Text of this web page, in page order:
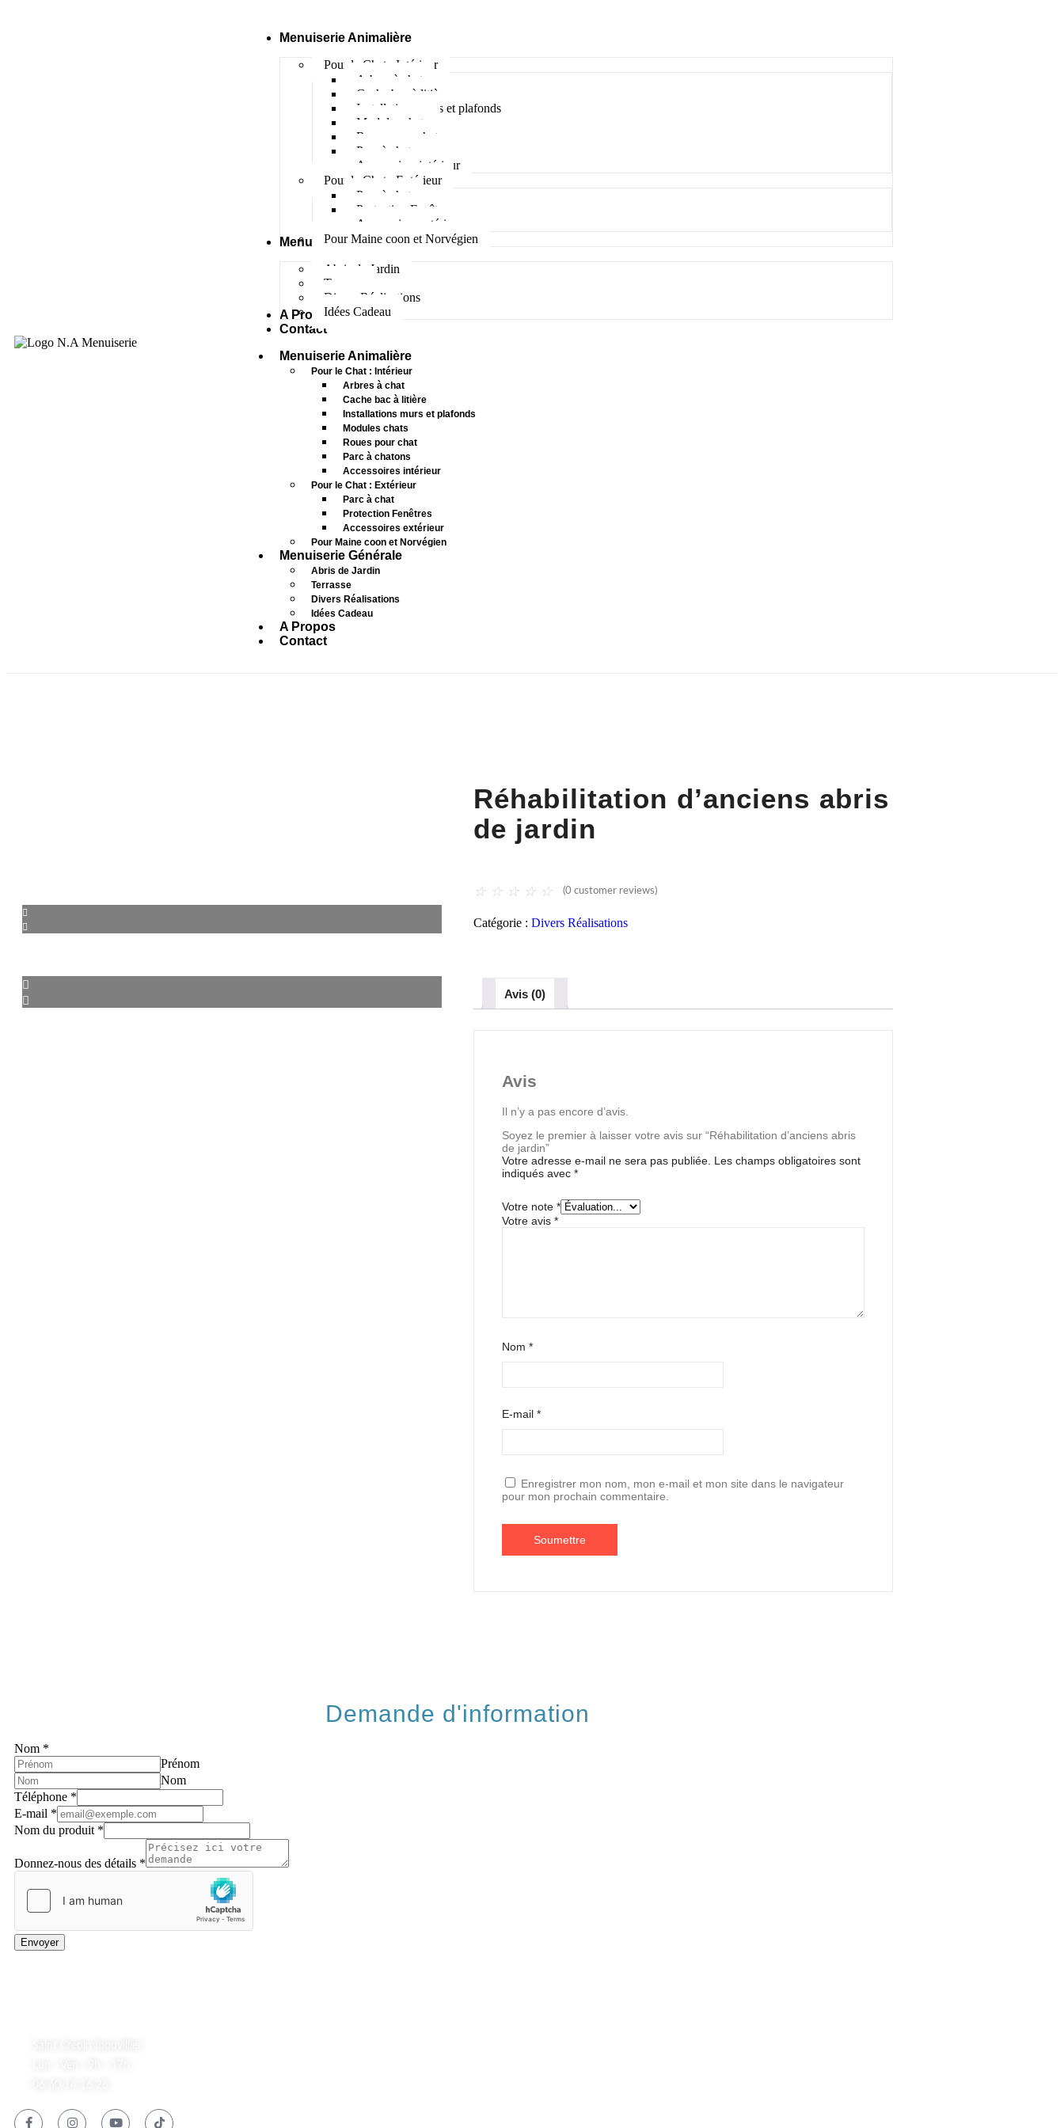
Menuiserie Animalière
Pour le Chat : Intérieur
Arbres à chat
Cache bac à litière
Installations murs et plafonds
Modules chats
Roues pour chat
Parc à chatons
Accessoires intérieur
Pour le Chat : Extérieur
Parc à chat
Protection Fenêtres
Accessoires extérieur
Pour Maine coon et Norvégien
Menuiserie Générale
Abris de Jardin
Terrasse
Divers Réalisations
Idées Cadeau
A Propos
Contact
Menuiserie Animalière
Pour le Chat : Intérieur
Arbres à chat
Cache bac à litière
Installations murs et plafonds
Modules chats
Roues pour chat
Parc à chatons
Accessoires intérieur
Pour le Chat : Extérieur
Parc à chat
Protection Fenêtres
Accessoires extérieur
Pour Maine coon et Norvégien
Menuiserie Générale
Abris de Jardin
Terrasse
Divers Réalisations
Idées Cadeau
A Propos
Contact
Réhabilitation d’anciens abris
de jardin
☆ ☆ ☆ ☆ ☆ (0 customer reviews)
Catégorie : Divers Réalisations
Avis (0)
Avis
Il n’y a pas encore d’avis.
Soyez le premier à laisser votre avis sur “Réhabilitation d’anciens abris
de jardin”
Votre adresse e-mail ne sera pas publiée. Les champs obligatoires sont
indiqués avec *
Votre note *
Votre avis *
Nom *
E-mail *
Enregistrer mon nom, mon e-mail et mon site dans le navigateur
pour mon prochain commentaire.
Demande d'information
Nom *
Prénom
Nom
Téléphone *
E-mail *
Nom du produit *
Donnez-nous des détails *
Envoyer